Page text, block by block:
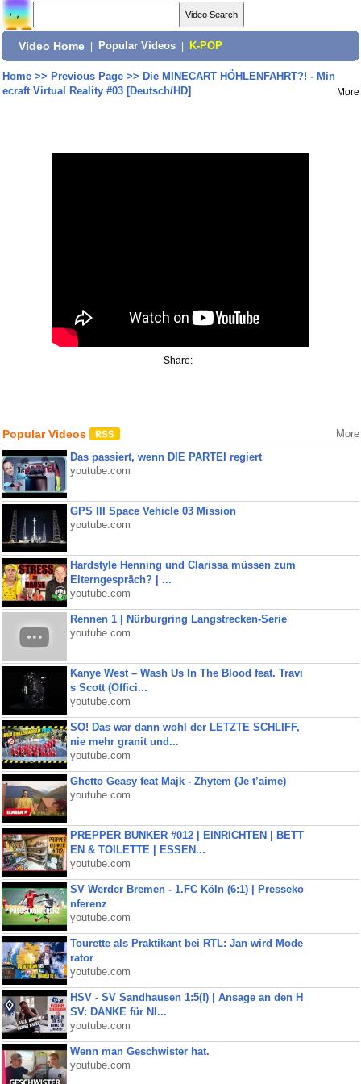
Video Home Popular Videos K-POP
Home>> Previous Page>> Die MINECART HÖHLENFAHRT?! - Min
ecraft Virtual Reality #03 [Deutsch/HD]
More
Share:
Popular Videos More
Das passiert, wenn DIE PARTEI regiert
youtube.com
GPS III Space Vehicle 03 Mission
youtube.com
Hardstyle Henning und Clarissa müssen zum
Elterngespräch? | ...
youtube.com
Rennen 1 | Nürburgring Langstrecken-Serie
youtube.com
Kanye West – Wash Us In The Blood feat. Travi
s Scott (Offici...
youtube.com
SO! Das war dann wohl der LETZTE SCHLIFF,
nie mehr granit und...
youtube.com
Ghetto Geasy feat Majk - Zhytem (Je t’aime)
youtube.com
PREPPER BUNKER #012 | EINRICHTEN | BETT
EN & TOILETTE | ESSEN...
youtube.com
SV Werder Bremen - 1.FC Köln (6:1) | Presseko
nferenz
youtube.com
Tourette als Praktikant bei RTL: Jan wird Mode
rator
youtube.com
HSV - SV Sandhausen 1:5(!) | Ansage an den H
SV: DANKE für NI...
youtube.com
Wenn man Geschwister hat.
youtube.com